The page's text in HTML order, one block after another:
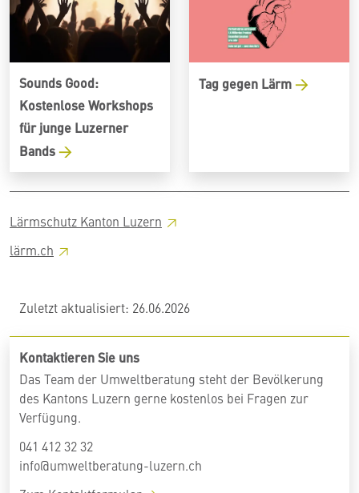
Sounds Good:
Kostenlose Workshops
für junge Luzerner
Bands
Tag gegen Lärm
Lärmschutz Kanton Luzern
lärm.ch
Zuletzt aktualisiert: 26.06.2026
Kontaktieren Sie uns
Das Team der Umweltberatung steht der Bevölkerung
des Kantons Luzern gerne kostenlos bei Fragen zur
Verfügung.
041 412 32 32
info@umweltberatung-luzern.ch